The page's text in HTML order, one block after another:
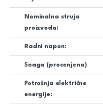
Nominalna struja
proizvoda:
Radni napon:
Snaga (procenjena)
Potrošnja električne
energije: